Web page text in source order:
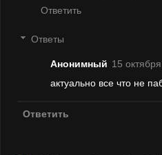
Ответить
Ответы
Анонимный 15
актуально все что не
Ответить